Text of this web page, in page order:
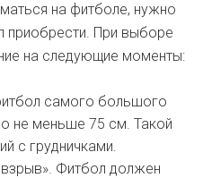
на фитболе, нужно
приобрести. При выборе
на следующие моменты:
самого большого
не меньше 75 см. Такой
с грудничками.
Фитбол должен